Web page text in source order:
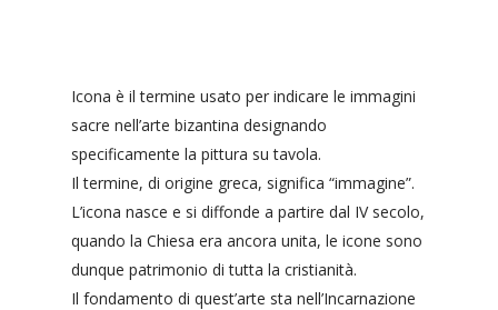
Icona è il termine usato per indicare le immagini
sacre nell’arte bizantina designando
specificamente la pittura su tavola.
Il termine, di origine greca, significa “immagine”.
L’icona nasce e si diffonde a partire dal IV secolo,
quando la Chiesa era ancora unita, le icone sono
dunque patrimonio di tutta la cristianità.
Il fondamento di quest’arte sta nell’Incarnazione